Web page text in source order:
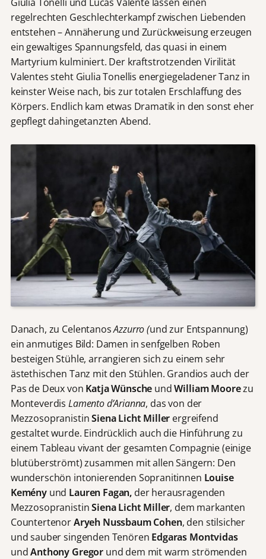
regelrechten Geschlechterkampf zwischen Liebenden
entstehen – Annäherung und Zurückweisung erzeugen
ein gewaltiges Spannungsfeld, das quasi in einem
Martyrium kulminiert. Der kraftstrotzenden Virilität
Valentes steht Giulia Tonellis energiegeladener Tanz in
keinster Weise nach, bis zur totalen Erschlaffung des
Körpers. Endlich kam etwas Dramatik in den sonst eher
gepflegt dahingetanzten Abend.
Danach, zu CelentanosAzzurro (und zur Entspannung)
ein anmutiges Bild: Damen in senfgelben Roben
besteigen Stühle, arrangieren sich zu einem sehr
ästethischen Tanz mit den Stühlen. Grandios auch der
Pas de Deux von Katja Wünsche undWilliam Moorezu
Monteverdis Lamento d’Arianna, das von der
MezzosopranistinSiena Licht Miller ergreifend
gestaltet wurde. Eindrücklich auch die Hinführung zu
einem Tableau vivant der gesamten Compagnie (einige
blutüberströmt) zusammen mit allen Sängern: Den
wunderschön intonierenden Sopranitinnen Louise
Kemény und Lauren Fagan, der herausragenden
MezzosopranistinSiena Licht Miller, dem markanten
CountertenorAryeh Nussbaum Cohen, den stilsicher
und sauber singenden Tenören Edgaras Montvidas
undAnthony Gregor und dem mit warm strömenden